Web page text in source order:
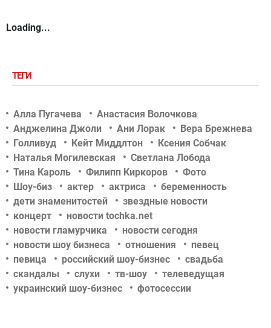
Loading...
ТЕГИ
Алла Пугачева
Анастасия Волочкова
Анджелина Джоли
Ани Лорак
Вера Брежнева
Голливуд
Кейт Миддлтон
Ксения Собчак
Наталья Могилевская
Светлана Лобода
Тина Кароль
Филипп Киркоров
Фото
Шоу-биз
актер актриса
беременность
дети знаменитостей
звездные новости
концерт
новости tochka.net
новости гламурчика
новости сегодня
новости шоу бизнеса
отношения
певец
певица
российский шоу-бизнес
свадьба
скандалы
слухи тв-шоу
телеведущая
украинский шоу-бизнес
фотосессии